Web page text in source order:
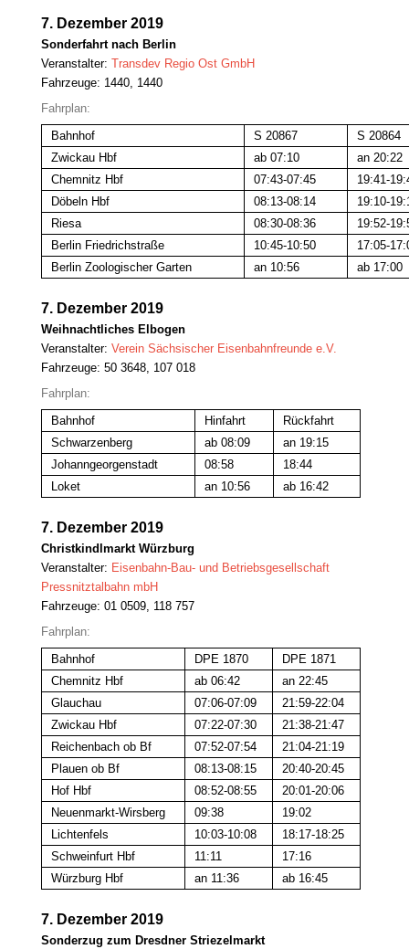
7. Dezember 2019
Sonderfahrt nach Berlin
Veranstalter: Transdev Regio Ost GmbH
Fahrzeuge: 1440, 1440
Fahrplan:
Bahnhof
S 20867
S 20864
Zwickau Hbf
ab 07:10
an 20:22
Chemnitz Hbf
07:43-07:45
19:41-
Döbeln Hbf
08:13-08:14
19:10-
Riesa
08:30-08:36
19:52-
Berlin Friedrichstraße
10:45-10:50
17:05-
Berlin Zoologischer Garten
an 10:56 ab 17:00
7. Dezember 2019
Weihnachtliches Elbogen
Veranstalter: Verein Sächsischer Eisenbahnfreunde e.V.
Fahrzeuge: 50 3648, 107 018
Fahrplan:
Bahnhof
Hinfahrt
Rückfahrt
Schwarzenberg
ab 08:09
an 19:15
Johanngeorgenstadt
08:58
18:44
Loket
an 10:56 ab 16:42
7. Dezember 2019
Christkindlmarkt Würzburg
Veranstalter: Eisenbahn-Bau- und Betriebsgesellschaft
Pressnitztalbahn mbH
Fahrzeuge: 01 0509, 118 757
Fahrplan:
Bahnhof
DPE 1870
DPE 1871
Chemnitz Hbf
ab 06:42
an 22:45
Glauchau
07:06-07:09
21:59-22:04
Zwickau Hbf
07:22-07:30
21:38-21:47
Reichenbach ob Bf
07:52-07:54
21:04-21:19
Plauen ob Bf
08:13-08:15
20:40-20:45
Hof Hbf
08:52-08:55
20:01-20:06
Neuenmarkt-Wirsberg
09:38
19:02
Lichtenfels
10:03-10:08
18:17-18:25
Schweinfurt Hbf
11:11
17:16
Würzburg Hbf
an 11:36 ab 16:45
7. Dezember 2019
Sonderzug zum Dresdner Striezelmarkt